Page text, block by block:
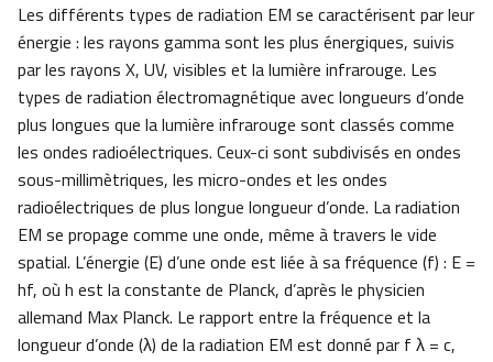
Les différents types de radiation EM se caractérisent par leur
énergie : les rayons gamma sont les plus énergiques, suivis
par les rayons X, UV, visibles et la lumière infrarouge. Les
types de radiation électromagnétique avec longueurs d’onde
plus longues que la lumière infrarouge sont classés comme
les ondes radioélectriques. Ceux-ci sont subdivisés en ondes
sous-millimètriques, les micro-ondes et les ondes
radioélectriques de plus longue longueur d’onde. La radiation
EM se propage comme une onde, même à travers le vide
spatial. L’énergie (E) d’une onde est liée à sa fréquence (f) : E =
hf, où h est la constante de Planck, d’après le physicien
allemand Max Planck. Le rapport entre la fréquence et la
longueur d’onde (λ) de la radiation EM est donné par f λ = c,